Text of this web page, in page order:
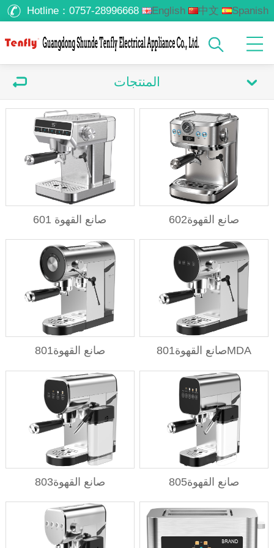
Hotline： 0757-28996668 English 中文
Spanish
المنتجات
صانع القهوة 601 صانع القهوة602
صانع القهوة801 صانع القهوة801MDA
صانع القهوة803 صانع القهوة805